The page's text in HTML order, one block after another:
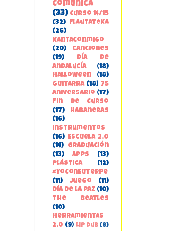
ComunicA
(33) Curso 14/15
(32)
FlautateKa
(26)
kantaconmigo
(20)
canciones
(19)
Día de
Andalucía
(18)
Halloween
(18)
guitarra (18) 75
aniversario (17)
Fin de Curso
(17)
habaneras
(16)
instrumentos
(16) Escuela 2.0
(14)
Graduación
(13)
apps
(13)
Plástica
(12)
#YoConEuterpe
(11)
juego
(11)
Día de la Paz (10)
the beatles
(10)
herramientas
2.0 (9) Lip Dub (8)